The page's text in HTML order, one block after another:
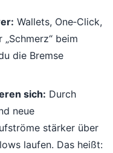
Wallets, One‑Click,
beim
die Bremse
sich: Durch
neue
stärker über
laufen. Das heißt: